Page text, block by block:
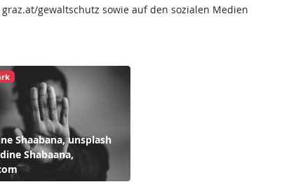
gewaltschutz sowie auf den sozialen Medien
Shaabana, unsplash
Shabaana,